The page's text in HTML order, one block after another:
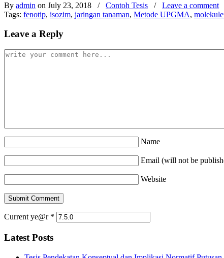
By admin on July 23, 2018 / Contoh Tesis / Leave a comment
Tags: fenotip, isozim, jaringan tanaman, Metode UPGMA,
Leave a Reply
Name
Email (will not be
Website
Current ye@r *
Latest Posts